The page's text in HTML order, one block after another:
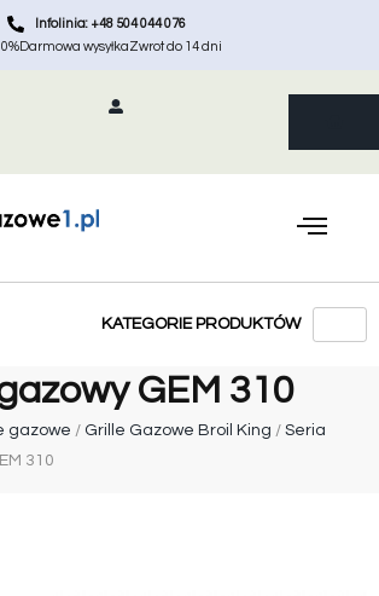
Infolinia: +48 504 044 076
Darmowa wysyłkaZwrot do 14 dni
GEM 310
gazowe / Grille Gazowe Broil King / Seria
310